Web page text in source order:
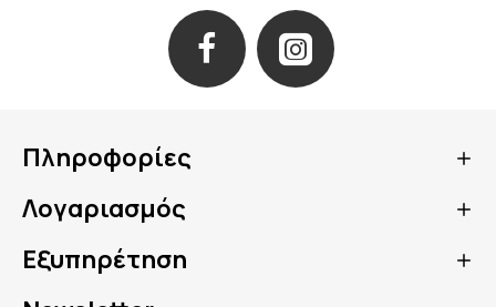
Πληροφορίες
Λογαριασμός
Εξυπηρέτηση